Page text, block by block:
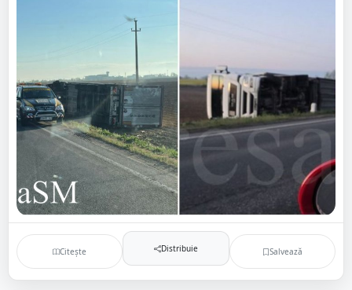
Citește Distribuie Salvează